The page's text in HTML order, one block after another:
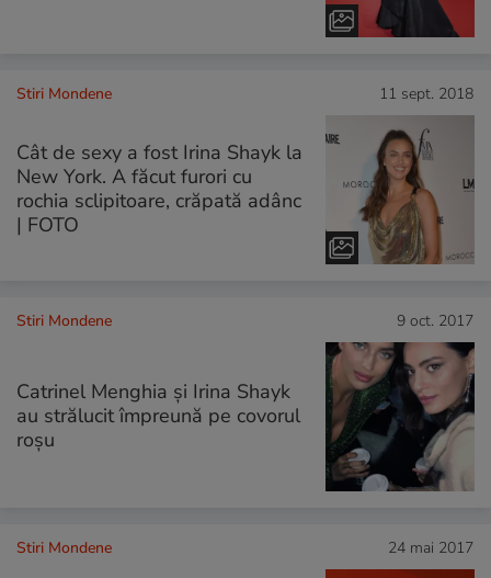
Stiri Mondene 11 sept. 2018
Cât de sexy a fost Irina Shayk la
New York. A făcut furori cu
rochia sclipitoare, crăpată adânc
| FOTO
Stiri Mondene 9 oct. 2017
Catrinel Menghia și Irina Shayk
au strălucit împreună pe covorul
roșu
Stiri Mondene 24 mai 2017